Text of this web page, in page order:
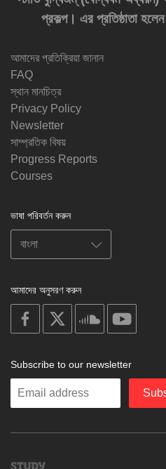
প্রকল্প। এর প্রতিষ্ঠাতা হলেন
আমাদের প্রতিক্রিয়া জানান
FAQ
স্থান মানচিত্র
Privacy Policy
Newsletter
সাম্প্রতিক বিষয়
Progress Reports
Courses
ভাষা পরিবর্তন করুন
আমাদের অনুসরণ করুন
on
facebook
soundcloud
Subscribe to our newsletter
Enter
Study